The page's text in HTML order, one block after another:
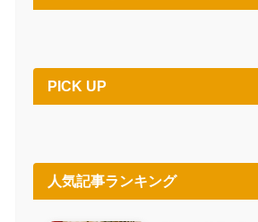
PICK UP
人気記事ランキング